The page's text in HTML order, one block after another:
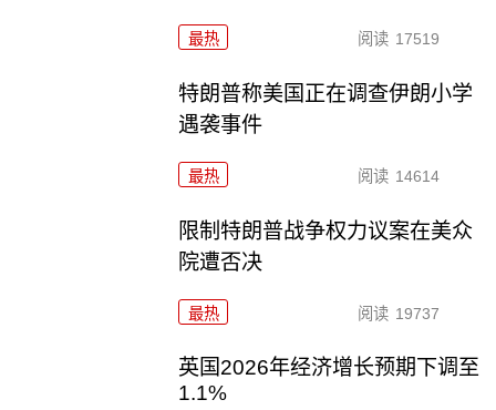
最热 阅读 17519
特朗普称美国正在调查伊朗小学
遇袭事件
最热 阅读 14614
限制特朗普战争权力议案在美众
院遭否决
最热 阅读 19737
英国2026年经济增长预期下调至
1.1%